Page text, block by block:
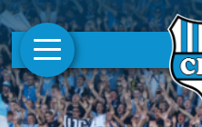
AKTUELLES